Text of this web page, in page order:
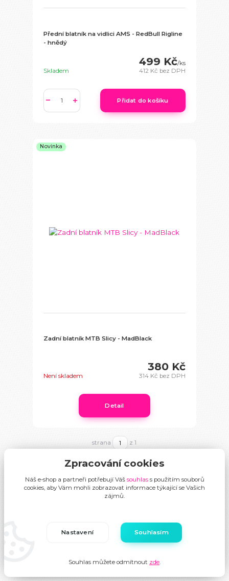
Zobrazit všechny novinky
Přední blatník na vidlici AMS - RedBull Rigline
- hnědý
499 Kč/ks
412 Kč bez DPH
Skladem
Přidat do košíku
Novinka
Zadní blatník MTB Slicy - MadBlack
380 Kč
314 Kč bez DPH
Není skladem
Detail
strana z 1
Zpracování cookies
Náš e-shop a partneři potřebují Váš souhlass použitím souborů
cookies, aby Vám mohli zobrazovat informace týkající se Vašich
zájmů.
Nastavení Souhlasím
Souhlas můžete odmítnout zde.